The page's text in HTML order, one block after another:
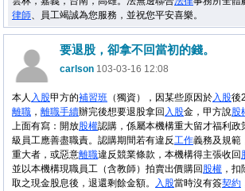
律師、員工竭誠為您服務，並祝您平安喜樂。
要退股，卻拿不回當初的錢。
carlson 103-03-16 12:08
本人 入股甲方的補習班 （獨資），因某些原因於入股後
離職 ， 離職手續辦完後想要退股拿回 入股金，甲方說股
上面有寫：開放股權認購，係屬本機構重大留才福利政
級員工應善盡職責。認購期間若有違反工作義務及規範
重大者，或惡意離職違反競業條款，本機構得主張收回
並以本機構現職員工（含教師）拍賣出價購回 股權 ，
取之現金股息後，退還剩餘金額。
入股當時沒有簽契約